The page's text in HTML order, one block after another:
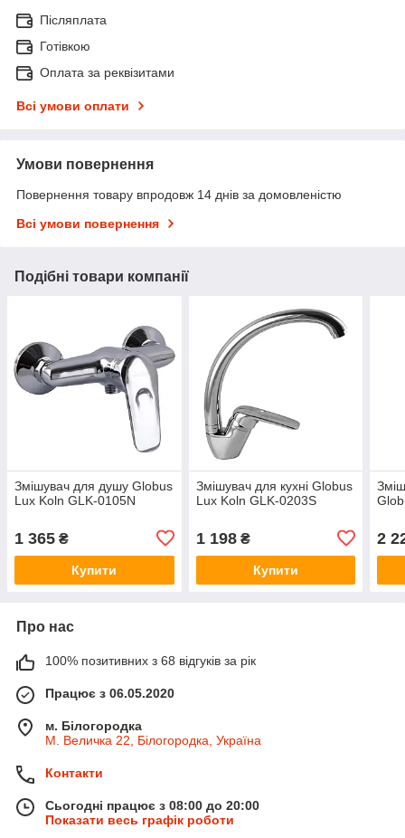
Післяплата
Готівкою
Оплата за реквізитами
Всі умови оплати
Умови повернення
Повернення товару впродовж 14 днів за домовленістю
Всі умови повернення
Подібні товари компанії
Змішувач для душу Globus
Lux Koln GLK-0105N
1 365 ₴
Купити
Змішувач для кухні Globus
Lux Koln GLK-0203S
1 198₴
Купити
2
Про нас
100% позитивних з 68 відгуків за рік
Працює з 06.05.2020
м. Білогородка
М. Величка 22, Білогородка, Україна
Контакти
Сьогодні працює з 08:00 до 20:00
Показати весь графік роботи